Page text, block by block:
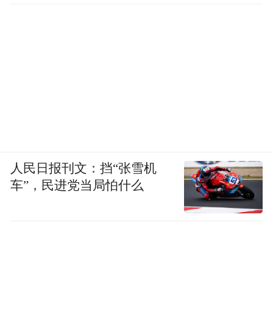
人民日报刊文：挡“张雪机
车”，民进党当局怕什么